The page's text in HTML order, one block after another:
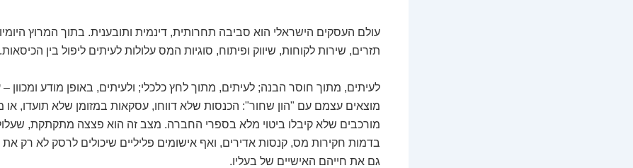
עולם העסקים הישראלי הוא סביבה תחרותית, דינמית ותובענית. בתוך המרוץ
תזרים, שירות לקוחות, שיווק ופיתוח, סוגיות המס עלולות לעיתים ליפול בין הכיסאות.
לעיתים, מתוך חוסר הבנה; לעיתים, מתוך לחץ כלכלי; ולעיתים, באופן מודע ומכוון
מוצאים עצמם עם "הון שחור": הכנסות שלא דווחו, עסקאות במזומן שלא תועדו, או
מורכבים שלא קיבלו ביטוי מלא בספרי החברה. מצב זה הוא פצצה מתקתקת,
בדמות חקירות מס, קנסות אדירים, ואף אישומים פליליים שיכולים לרסק לא רק
גם את חייהם האישיים של בעליו.